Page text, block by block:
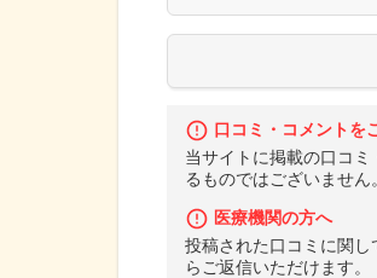
口コミ・コメントを
当サイトに掲載の口コ
るものではございません
医療機関の方へ
投稿された口コミに関
らご返信いただけます。